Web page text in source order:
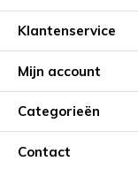
Klantenservice
Mijn account
Categorieën
Contact